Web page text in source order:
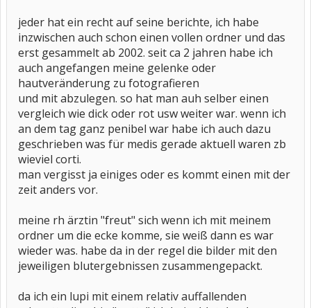
jeder hat ein recht auf seine berichte, ich habe
inzwischen auch schon einen vollen ordner und das
erst gesammelt ab 2002. seit ca 2 jahren habe ich
auch angefangen meine gelenke oder
hautveränderung zu fotografieren
und mit abzulegen. so hat man auh selber einen
vergleich wie dick oder rot usw weiter war. wenn ich
an dem tag ganz penibel war habe ich auch dazu
geschrieben was für medis gerade aktuell waren zb
wieviel corti.
man vergisst ja einiges oder es kommt einen mit der
zeit anders vor.
meine rh ärztin "freut" sich wenn ich mit meinem
ordner um die ecke komme, sie weiß dann es war
wieder was. habe da in der regel die bilder mit den
jeweiligen blutergebnissen zusammengepackt.
da ich ein lupi mit einem relativ auffallenden